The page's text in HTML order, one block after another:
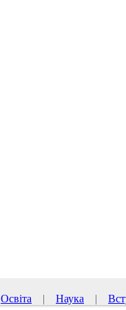
Освіта | Наука |